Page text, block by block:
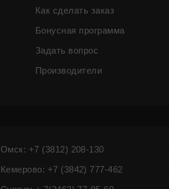
Как сделать заказ
Бонусная программа
Задать вопрос
Производители
Омск: +7 (3812) 208-130
Кемерово: +7 (3842) 777-462